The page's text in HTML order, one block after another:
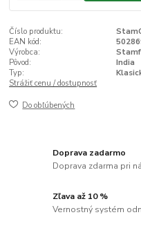
Číslo produktu:
EAN kód:
Výrobca:
Pôvod:
India
Typ:
Strážiť cenu / dostupnosť
Do obľúbených
Doprava zadarmo
Doprava zdarma pri
Zľava až 10 %
Vernostný systém